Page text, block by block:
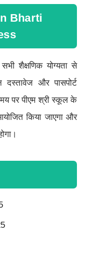
Bharti
शैक्षणिक योग्यता से
और पासपोर्ट
पर पीएम श्री स्कूल के
किया जाएगा और